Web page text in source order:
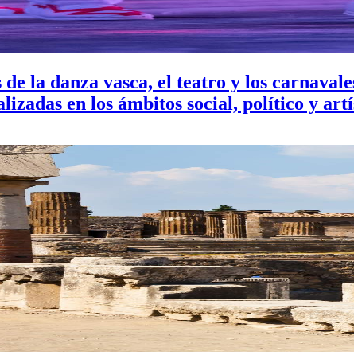
la danza vasca, el teatro y los
en los ámbitos social, político y